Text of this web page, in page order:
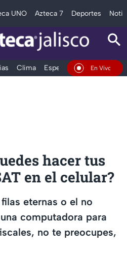
UNO Azteca 7 Deportes
Clima Espectáculos Deportes
En Vivo
hacer tus
en el celular?
eternas o el no
computadora para
no te preocupes,